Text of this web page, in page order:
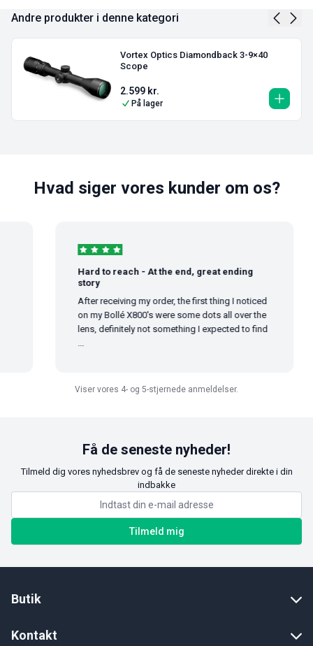
Andre produkter i denne kategori
Vortex Optics Diamondback 3-9×40
Scope
2.599 kr.
På lager
Hvad siger vores kunder om os?
Hard to reach - At the end, great ending
story
After receiving my order, the first thing I noticed
on my Bollé X800's were some dots all over the
lens, definitely not something I expected to find
Viser vores 4- og 5-stjernede anmeldelser.
Få de seneste nyheder!
Tilmeld dig vores nyhedsbrev og få de seneste nyheder direkte i din
indbakke
Tilmeld mig
Butik
Kontakt